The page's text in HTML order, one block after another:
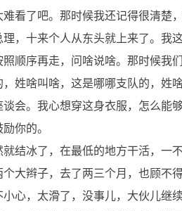
看了吧。那时候我还记得很清楚
，十来个人从东头就上来了。我
顺序再走，问啥说啥。那时候我
姓啥叫啥，这是哪哪支队的，姓
会。我心想穿这身衣服，怎么能
你的。
结冰了，在最低的地方干活，一
大辫子，去了两三个月，也顾不
心，太滑了，没事儿，大伙儿继